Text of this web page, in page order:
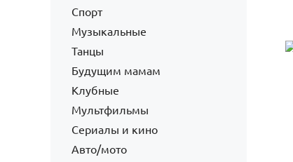
Спорт
Музыкальные
Танцы
Будущим мамам
Клубные
Мультфильмы
Сериалы и кино
Авто/мото